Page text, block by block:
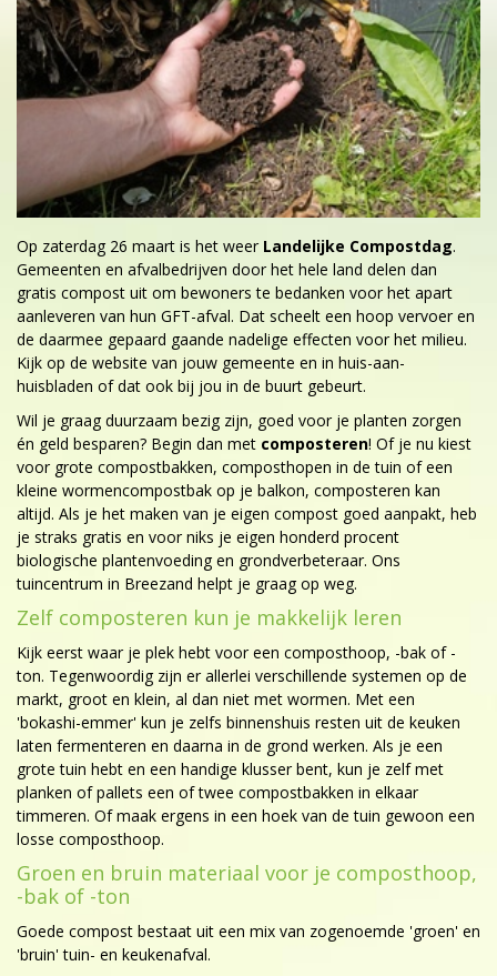
Op zaterdag 26 maart is het weer Landelijke Compostdag.
Gemeenten en afvalbedrijven door het hele land delen dan
gratis compost uit om bewoners te bedanken voor het apart
aanleveren van hun GFT-afval. Dat scheelt een hoop vervoer en
de daarmee gepaard gaande nadelige effecten voor het milieu.
Kijk op de website van jouw gemeente en in huis-aan-
huisbladen of dat ook bij jou in de buurt gebeurt.
Wil je graag duurzaam bezig zijn, goed voor je planten zorgen
én geld besparen? Begin dan met composteren! Of je nu kiest
voor grote compostbakken, composthopen in de tuin of een
kleine wormencompostbak op je balkon, composteren kan
altijd. Als je het maken van je eigen compost goed aanpakt, heb
je straks gratis en voor niks je eigen honderd procent
biologische plantenvoeding en grondverbeteraar. Ons
tuincentrum in Breezand helpt je graag op weg.
Zelf composteren kun je makkelijk leren
Kijk eerst waar je plek hebt voor een composthoop, -bak of -
ton. Tegenwoordig zijn er allerlei verschillende systemen op de
markt, groot en klein, al dan niet met wormen. Met een
'bokashi-emmer' kun je zelfs binnenshuis resten uit de keuken
laten fermenteren en daarna in de grond werken. Als je een
grote tuin hebt en een handige klusser bent, kun je zelf met
planken of pallets een of twee compostbakken in elkaar
timmeren. Of maak ergens in een hoek van de tuin gewoon een
losse composthoop.
Groen en bruin materiaal voor je composthoop,
-bak of -ton
Goede compost bestaat uit een mix van zogenoemde 'groen' en
'bruin' tuin- en keukenafval.